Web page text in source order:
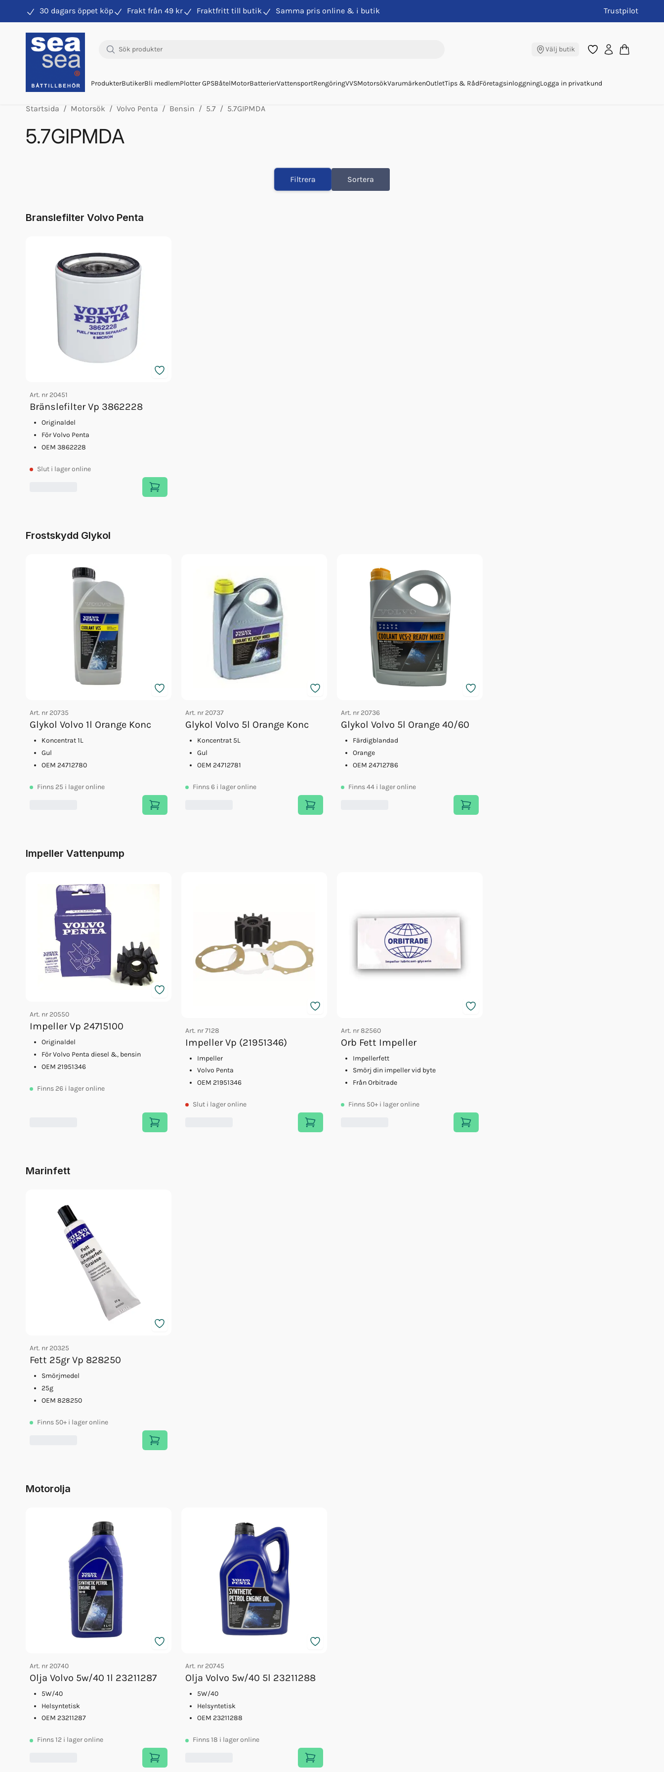
30 dagars öppet köp Frakt från 49 kr Fraktfritt till butik Samma pris online & i butik Trustpilot
Välj butik
ProdukterButikerBli medlemPlotter GPSBåtelMotorBatterierVattensportRengöringVVSMotorsökVarumärkenOutletTips & RådFöretagsinloggningLogga in privatkund
Hitta rätt produkter till din båtmotor
Startsida Motorsök Volvo Penta Bensin 5.7 5.7GIPMDA
5.7GIPMDA
Fett 25gr Vp 828250
Bränslefilter Vp 3862228
Orb Fett Impeller
Filtrera Sortera
Branslefilter Volvo Penta
Art. nr 20451
Bränslefilter Vp 3862228
Originaldel
För Volvo Penta
OEM 3862228
Slut i lager online
Frostskydd Glykol
Art. nr 20735
Glykol Volvo 1l Orange Konc
Koncentrat 1L
Gul
OEM 24712780
Finns 25 i lager online
Art. nr 20737
Glykol Volvo 5l Orange Konc
Koncentrat 5L
Gul
OEM 24712781
Finns6 i lager online
Art. nr 20736
Glykol Volvo 5l Orange 40/60
Färdigblandad
Orange
OEM 24712786
Finns44 i lager online
Impeller Vattenpump
Art. nr 20550
Impeller Vp 24715100
Originaldel
För Volvo Penta diesel &, bensin
OEM 21951346
Finns 26 i lager online
Art. nr7128
Impeller Vp (21951346)
Impeller
Volvo Penta
OEM 21951346
Slut i lager online
Art. nr82560
Orb Fett Impeller
Impellerfett
Smörj din impeller vid byte
Från Orbitrade
Finns 50+ i lager online
Marinfett
Art. nr 20325
Fett 25gr Vp 828250
Smörjmedel
25g
OEM 828250
Finns 50+ i lager online
Motorolja
Art. nr 20740
Olja Volvo 5w/40 1l 23211287
5W/40
Helsyntetisk
OEM 23211287
Finns12 i lager online
Art. nr 20745
Olja Volvo 5w/40 5l 23211288
5W/40
Helsyntetisk
OEM 23211288
Finns18 i lager online